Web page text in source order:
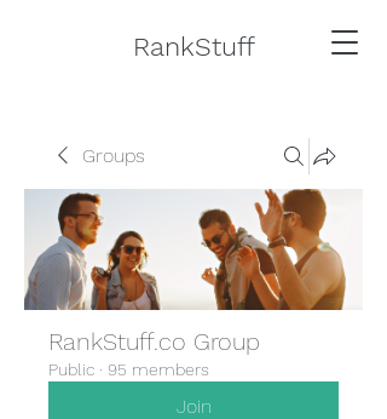
RankStuff
Groups
RankStuff.co Group
Public · 95 members
Join